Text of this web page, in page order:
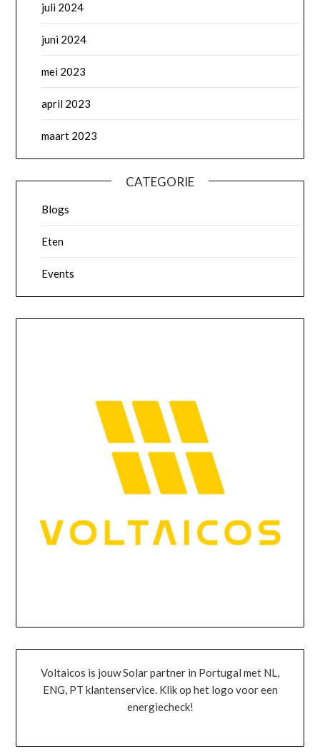
juli 2024
juni 2024
mei 2023
april 2023
maart 2023
CATEGORIE
Blogs
Eten
Events
Voltaicos is jouw Solar partner in Portugal met NL,
ENG, PT klantenservice. Klik op het logo voor een
energiecheck!